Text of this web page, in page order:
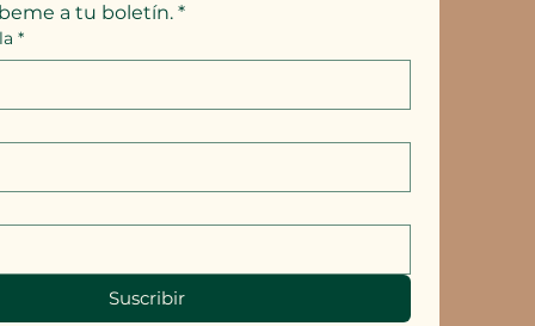
a tu boletín. *
*
Suscribir